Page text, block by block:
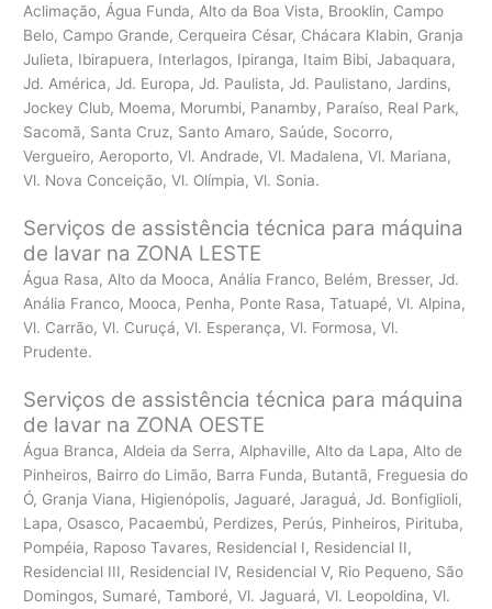
Aclimação, Água Funda, Alto da Boa Vista, Brooklin, Campo
Belo, Campo Grande, Cerqueira César, Chácara Klabin, Granja
Julieta, Ibirapuera, Interlagos, Ipiranga, Itaim Bibi, Jabaquara,
Jd. América, Jd. Europa, Jd. Paulista, Jd. Paulistano, Jardins,
Jockey Club, Moema, Morumbi, Panamby, Paraíso, Real Park,
Sacomã, Santa Cruz, Santo Amaro, Saúde, Socorro,
Vergueiro, Aeroporto, Vl. Andrade, Vl. Madalena, Vl. Mariana,
Vl. Nova Conceição, Vl. Olímpia, Vl. Sonia.
Serviços de assistência técnica para máquina
de lavar na ZONA LESTE
Água Rasa, Alto da Mooca, Anália Franco, Belém, Bresser, Jd.
Anália Franco, Mooca, Penha, Ponte Rasa, Tatuapé, Vl. Alpina,
Vl. Carrão, Vl. Curuçá, Vl. Esperança, Vl. Formosa, Vl.
Prudente.
Serviços de assistência técnica para máquina
de lavar na ZONA OESTE
Água Branca, Aldeia da Serra, Alphaville, Alto da Lapa, Alto de
Pinheiros, Bairro do Limão, Barra Funda, Butantã, Freguesia do
Ó, Granja Viana, Higienópolis, Jaguaré, Jaraguá, Jd. Bonfiglioli,
Lapa, Osasco, Pacaembú, Perdizes, Perús, Pinheiros, Pirituba,
Pompéia, Raposo Tavares, Residencial I, Residencial II,
Residencial III, Residencial IV, Residencial V, Rio Pequeno, São
Domingos, Sumaré, Tamboré, Vl. Jaguará, Vl. Leopoldina, Vl.